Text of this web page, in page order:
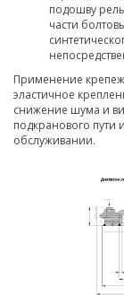
подошву
части
Применение
эластичное
снижение шума и
подкранового пути
обслуживании.